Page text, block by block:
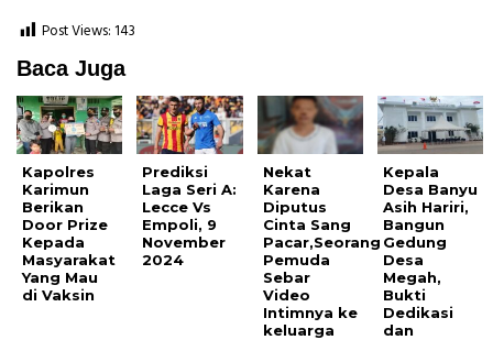
Post Views: 143
Baca Juga
Kapolres
Karimun
Berikan
Door Prize
Kepada
Masyarakat
Yang Mau
di Vaksin
Prediksi
Laga Seri A:
Lecce Vs
Empoli, 9
November
2024
Nekat
Karena
Diputus
Cinta Sang
Pacar,Seorang
Pemuda
Sebar
Video
Intimnya ke
keluarga
Kepala
Desa Banyu
Asih Hariri,
Bangun
Gedung
Desa
Megah,
Bukti
Dedikasi
dan